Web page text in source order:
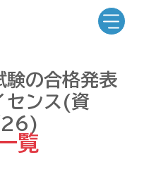
験の合格発表
センス(資
覧